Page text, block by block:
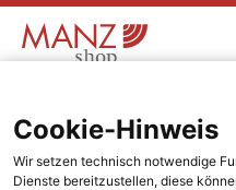
Cookie-Hinweis
Wir setzen technisch notwendige
Dienste bereitzustellen, diese